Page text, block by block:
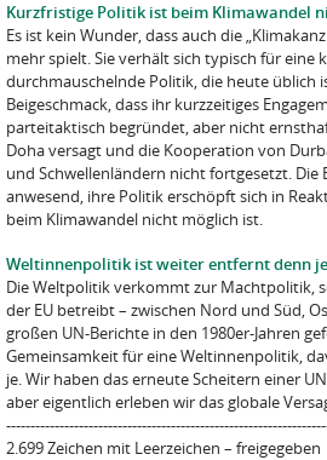
Kurzfristige Politik ist beim Klimawandel
Es ist kein Wunder, dass auch die
mehr spielt. Sie verhält sich typisch für eine
durchmauschelnde Politik, die heute üblich
Beigeschmack, dass ihr kurzzeitiges
parteitaktisch begründet, aber nicht
Doha versagt und die Kooperation von
und Schwellenländern nicht fortgesetzt. Die
anwesend, ihre Politik erschöpft sich in
beim Klimawandel nicht möglich ist.
Weltinnenpolitik ist weiter entfernt denn je
Die Weltpolitik verkommt zur Machtpolitik,
der EU betreibt – zwischen Nord und Süd,
großen UN-Berichte in den 1980er-Jahren
Gemeinsamkeit für eine Weltinnenpolitik,
je. Wir haben das erneute Scheitern einer
aber eigentlich erleben wir das globale
2.699 Zeichen mit Leerzeichen – freigegeben